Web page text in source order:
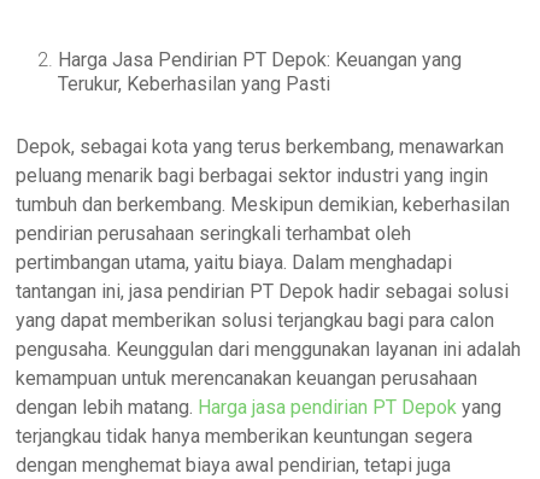
Harga Jasa Pendirian PT Depok: Keuangan yang
Terukur, Keberhasilan yang Pasti
Depok, sebagai kota yang terus berkembang, menawarkan
peluang menarik bagi berbagai sektor industri yang ingin
tumbuh dan berkembang. Meskipun demikian, keberhasilan
pendirian perusahaan seringkali terhambat oleh
pertimbangan utama, yaitu biaya. Dalam menghadapi
tantangan ini, jasa pendirian PT Depok hadir sebagai solusi
yang dapat memberikan solusi terjangkau bagi para calon
pengusaha. Keunggulan dari menggunakan layanan ini adalah
kemampuan untuk merencanakan keuangan perusahaan
dengan lebih matang. Harga jasa pendirian PT Depok yang
terjangkau tidak hanya memberikan keuntungan segera
dengan menghemat biaya awal pendirian, tetapi juga